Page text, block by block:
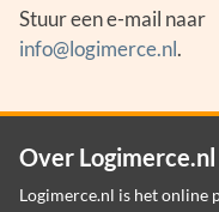
Stuur een e-mail naar
info@logimerce.nl.
Over Logimerce.nl
Logimerce.nl is het online